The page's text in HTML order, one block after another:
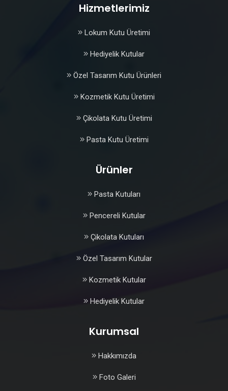
Hizmetlerimiz
Lokum Kutu Üretimi
Hediyelik Kutular
Özel Tasarım Kutu Ürünleri
Kozmetik Kutu Üretimi
Çikolata Kutu Üretimi
Pasta Kutu Üretimi
Ürünler
Pasta Kutuları
Pencereli Kutular
Çikolata Kutuları
Özel Tasarım Kutular
Kozmetik Kutular
Hediyelik Kutular
Kurumsal
Hakkımızda
Foto Galeri